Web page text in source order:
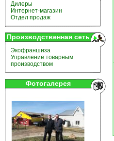
Дилеры
Интернет-магазин
Отдел продаж
Производственная сеть
Экофраншиза
Управление товарным
производством
Фотогалерея